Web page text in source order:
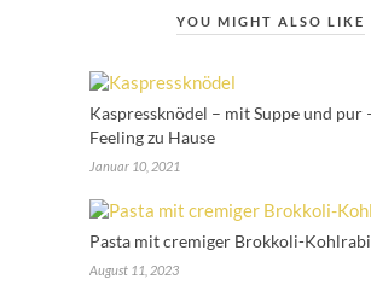
YOU MIGHT ALSO LIKE
Kaspressknödel – mit Suppe und pur
Feeling zu Hause
Januar 10, 2021
Pasta mit cremiger Brokkoli-
August 11, 2023